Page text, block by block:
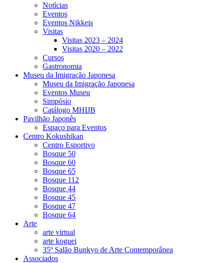
Notícias
Eventos
Eventos Nikkeis
Visitas
Visitas 2023 – 2024
Visitas 2020 – 2022
Cursos
Gastronomia
Museu da Imigração Japonesa
Museu da Imigração Japonesa
Eventos Museu
Simpósio
Catálogo MHIJB
Pavilhão Japonês
Espaço para Eventos
Centro Kokushikan
Centro Esportivo
Bosque 50
Bosque 60
Bosque 65
Bosque 112
Bosque 44
Bosque 45
Bosque 47
Bosque 64
Arte
arte virtual
arte koguei
35º Salão Bunkyo de Arte Contemporânea
Associados